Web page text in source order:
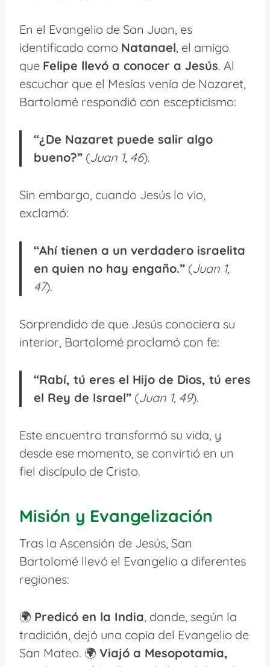
En el Evangelio de San Juan, es
identificado como Natanael, el amigo
que Felipe llevó a conocer a Jesús. Al
escuchar que el Mesías venía de Nazaret,
Bartolomé respondió con escepticismo:
“¿De Nazaret puede salir algo
bueno?” (Juan 1, 46).
Sin embargo, cuando Jesús lo vio,
exclamó:
“Ahí tienen a un verdadero israelita
en quien no hay engaño.” (Juan 1,
47).
Sorprendido de que Jesús conociera su
interior, Bartolomé proclamó con fe:
“Rabí, tú eres el Hijo de Dios, tú eres
el Rey de Israel” (Juan 1, 49).
Este encuentro transformó su vida, y
desde ese momento, se convirtió en un
fiel discípulo de Cristo.
Misión y Evangelización
Tras la Ascensión de Jesús, San
Bartolomé llevó el Evangelio a diferentes
regiones:
🌍 Predicó en la India, donde, según la
tradición, dejó una copia del Evangelio de
San Mateo. 🌍 Viajó a Mesopotamia,